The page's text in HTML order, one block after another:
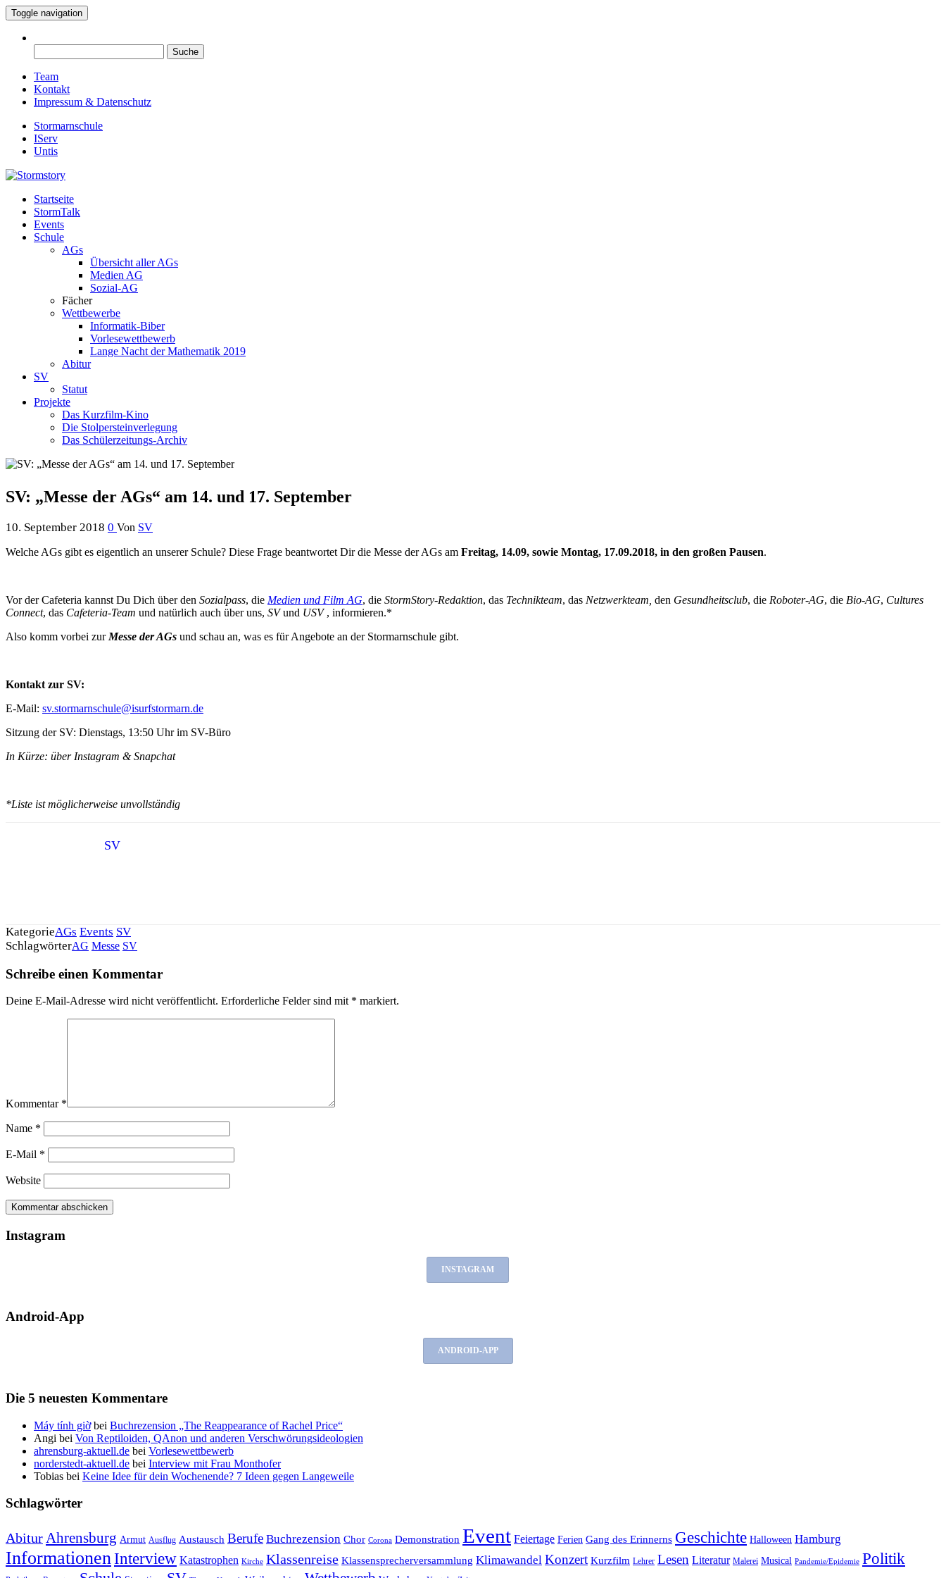
Toggle navigation
nach:
Team
Kontakt
Impressum & Datenschutz
Stormarnschule
IServ
Untis
Stormstory
Eure digitale Schülerzeitung
Startseite
StormTalk
Events
Schule
AGs
Übersicht aller AGs
Medien AG
Sozial-AG
Fächer
Wettbewerbe
Informatik-Biber
Vorlesewettbewerb
Lange Nacht der Mathematik 2019
Abitur
SV
Statut
Projekte
Das Kurzfilm-Kino
Die Stolpersteinverlegung
Das Schülerzeitungs-Archiv
SV: „Messe der AGs“ am 14. und 17. September
10. September 2018 0 Von SV
Welche AGs gibt es eigentlich an unserer Schule? Diese Frage beantwortet Dir die Messe der AGs am Freitag, 14.09, sowie Montag, 17.09.2018, in den großen Pausen.
Vor der Cafeteria kannst Du Dich über den Sozialpass, die Medien und Film AG, die StormStory-Redaktion, das Technikteam, das Netzwerkteam, den Gesundheitsclub, die Roboter-AG, die Bio-AG, Cultures
Connect, das Cafeteria-Team und natürlich auch über uns, SVund USV, informieren.*
Also komm vorbei zur Messe der AGs und schau an, was es für Angebote an der Stormarnschule gibt.
Kontakt zur SV:
E-Mail: sv.stormarnschule@isurfstormarn.de
Sitzung der SV: Dienstags, 13:50 Uhr im SV-Büro
In Kürze: über Instagram & Snapchat
*Liste ist möglicherweise unvollständig
SV
KategorieAGs Events SV
SchlagwörterAG Messe SV
Schreibe einen Kommentar
Deine E-Mail-Adresse wird nicht veröffentlicht. Erforderliche Felder sind mit * markiert.
Kommentar *
Name *
E-Mail *
Website
Instagram
INSTAGRAM
Android-App
ANDROID-APP
Die 5 neuesten Kommentare
Máy tính giờbei Buchrezension „The Reappearance of Rachel Price“
Angi bei Von Reptiloiden, QAnon und anderen Verschwörungsideologien
ahrensburg-aktuell.de bei Vorlesewettbewerb
norderstedt-aktuell.de bei Interview mit Frau Monthofer
Tobias bei Keine Idee für dein Wochenende? 7 Ideen gegen Langeweile
Schlagwörter
AbiturAhrensburg Armut Ausflug Austausch Berufe Buchrezension Chor Corona Demonstration Event Feiertage Ferien Gang des Erinnerns Geschichte Halloween Hamburg
InformationenInterview Katastrophen Kirche Klassenreise Klassensprecherversammlung Klimawandel Konzert Kurzfilm Lehrer Lesen Literatur Malerei Musical Pandemie/Epidemie Politik